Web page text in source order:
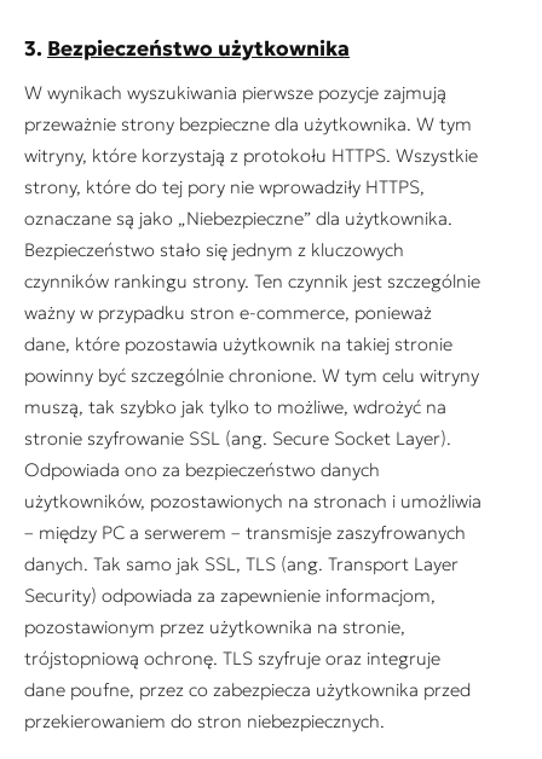
3. Bezpieczeństwo użytkownika
W wynikach wyszukiwania pierwsze pozycje zajmują
przeważnie strony bezpieczne dla użytkownika. W tym
witryny, które korzystają z protokołu HTTPS. Wszystkie
strony, które do tej pory nie wprowadziły HTTPS,
oznaczane są jako „Niebezpieczne” dla użytkownika.
Bezpieczeństwo stało się jednym z kluczowych
czynników rankingu strony. Ten czynnik jest szczególnie
ważny w przypadku stron e-commerce, ponieważ
dane, które pozostawia użytkownik na takiej stronie
powinny być szczególnie chronione. W tym celu witryny
muszą, tak szybko jak tylko to możliwe, wdrożyć na
stronie szyfrowanie SSL (ang. Secure Socket Layer).
Odpowiada ono za bezpieczeństwo danych
użytkowników, pozostawionych na stronach i umożliwia
– między PC a serwerem – transmisje zaszyfrowanych
danych. Tak samo jak SSL, TLS (ang. Transport Layer
Security) odpowiada za zapewnienie informacjom,
pozostawionym przez użytkownika na stronie,
trójstopniową ochronę. TLS szyfruje oraz integruje
dane poufne, przez co zabezpiecza użytkownika przed
przekierowaniem do stron niebezpiecznych.